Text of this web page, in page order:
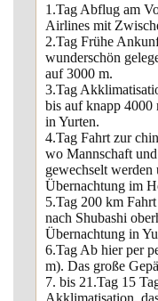
1.Tag Abflug am
Airlines mit
2.Tag Frühe
wunderschön
auf 3000 m.
3.Tag
bis auf knapp 4000
in Yurten.
4.Tag Fahrt zur
wo Mannschaft
gewechselt werden
Übernachtung im
5.Tag 200 km
nach Shubashi
Übernachtung in
6.Tag Ab hier per
m). Das große
7. bis 21.Tag 15
Akklimatisation,